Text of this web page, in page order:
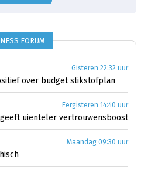
FORUM
Gisteren 22:32 uur
over budget stikstofplan
Eergisteren 14:40 uur
uienteler vertrouwensboost
Maandag 09:30 uur